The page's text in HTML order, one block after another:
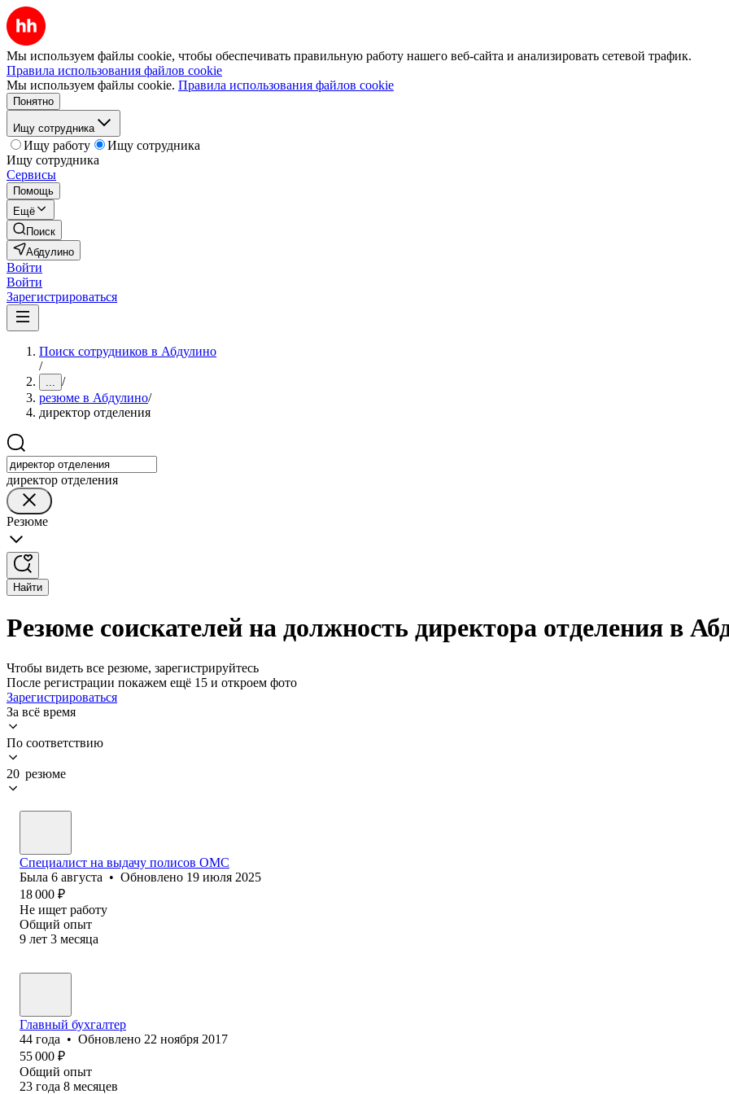
Мы используем файлы cookie, чтобы обеспечивать правильную работу нашего веб-сайта и анализировать сетевой трафик.
Правила использования файлов cookie
Мы используем файлы cookie. Правила использования файлов cookie
Понятно
Ищу сотрудника
Ищу работу
Ищу сотрудника
Ищу сотрудника
Сервисы
Помощь
Ещё
Поиск
Абдулино
Войти
Войти
Зарегистрироваться
Поиск сотрудников в Абдулино
/
... /
резюме в Абдулино/
директор отделения
директор отделения
Резюме
Найти
Резюме соискателей на должность директора отделения в
Чтобы видеть все резюме, зарегистрируйтесь
После регистрации покажем ещё 15 и откроем фото
Зарегистрироваться
За всё время
По соответствию
20 резюме
Специалист на выдачу полисов ОМС
Была 6 августа • Обновлено 19 июля 2025
18 000 ₽
Не ищет работу
Общий опыт
9 лет 3 месяца
Главный бухгалтер
44 года • Обновлено 22 ноября 2017
55 000 ₽
Общий опыт
23 года 8 месяцев